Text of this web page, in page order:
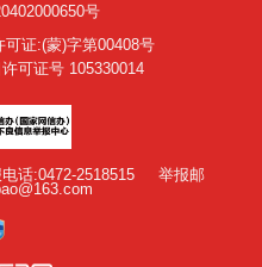
号
证:(蒙)字第00408号
可证号 105330014
话:0472-2518515
举报邮